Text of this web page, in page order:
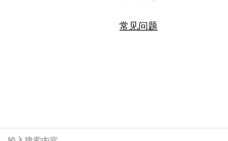
常见问题